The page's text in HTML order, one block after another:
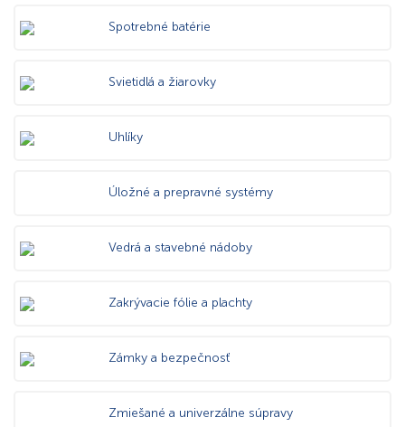
Spotrebné batérie
Svietidlá a žiarovky
Uhlíky
Úložné a prepravné systémy
Vedrá a stavebné nádoby
Zakrývacie fólie a plachty
Zámky a bezpečnosť
Zmiešané a univerzálne súpravy